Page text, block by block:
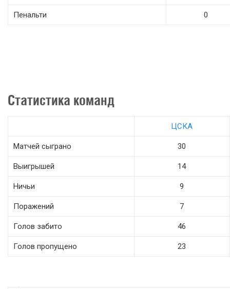
Пенальти 0
Статистика команд
ЦСКА
Матчей сыграно 30
Выигрышей 14
Ничьи 9
Поражений 7
Голов забито 46
Голов пропущено 23